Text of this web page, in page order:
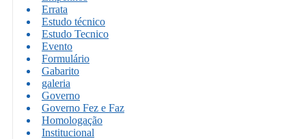
Errata
Estudo técnico
Estudo Tecnico
Evento
Formulário
Gabarito
galeria
Governo
Governo Fez e Faz
Homologação
Institucional